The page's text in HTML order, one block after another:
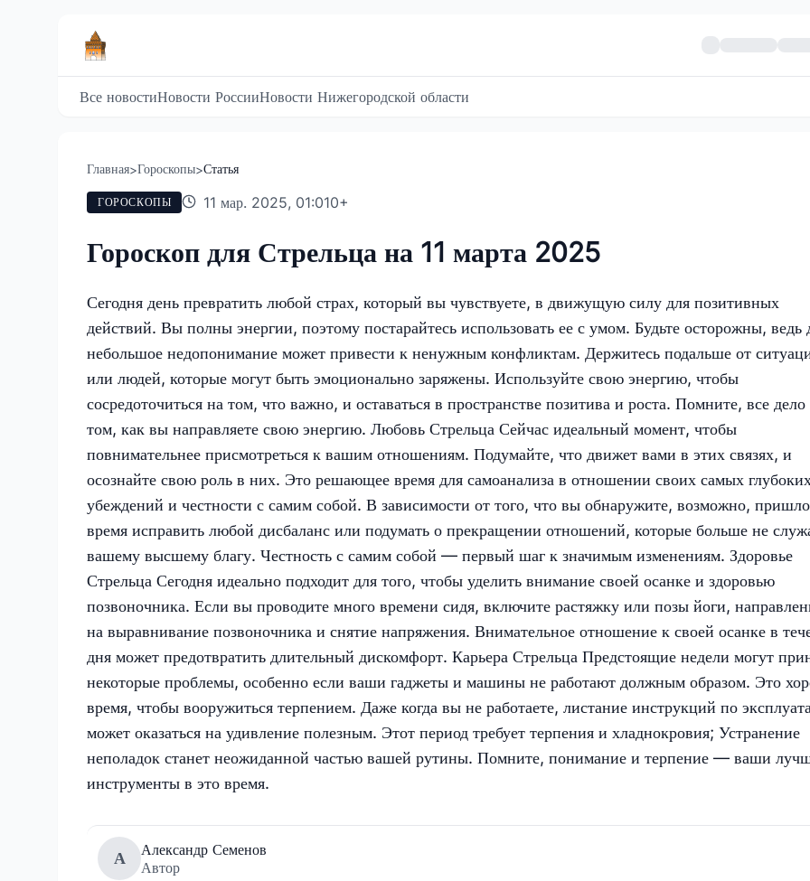
Все новостиНовости РоссииНовости Нижегородской области
Главная>Гороскопы>Статья
ГОРОСКОПЫ 11 мар. 2025, 01:010+
Гороскоп для Стрельца на 11 марта 2025
Сегодня день превратить любой страх, который вы чувствуете, в движущую силу для позитивных
действий. Вы полны энергии, поэтому постарайтесь использовать ее с умом. Будьте осторожны, ведь
небольшое недопонимание может привести к ненужным конфликтам. Держитесь подальше от
или людей, которые могут быть эмоционально заряжены. Используйте свою энергию, чтобы
сосредоточиться на том, что важно, и оставаться в пространстве позитива и роста. Помните, все дело
том, как вы направляете свою энергию. Любовь Стрельца Сейчас идеальный момент, чтобы
повнимательнее присмотреться к вашим отношениям. Подумайте, что движет вами в этих связях, и
осознайте свою роль в них. Это решающее время для самоанализа в отношении своих самых
убеждений и честности с самим собой. В зависимости от того, что вы обнаружите, возможно, пришло
время исправить любой дисбаланс или подумать о прекращении отношений, которые больше не
вашему высшему благу. Честность с самим собой — первый шаг к значимым изменениям. Здоровье
Стрельца Сегодня идеально подходит для того, чтобы уделить внимание своей осанке и здоровью
позвоночника. Если вы проводите много времени сидя, включите растяжку или позы йоги,
на выравнивание позвоночника и снятие напряжения. Внимательное отношение к своей осанке в
дня может предотвратить длительный дискомфорт. Карьера Стрельца Предстоящие недели могут
некоторые проблемы, особенно если ваши гаджеты и машины не работают должным образом. Это
время, чтобы вооружиться терпением. Даже когда вы не работаете, листание инструкций по
может оказаться на удивление полезным. Этот период требует терпения и хладнокровия; Устранение
неполадок станет неожиданной частью вашей рутины. Помните, понимание и терпение — ваши
инструменты в это время.
А
Александр Семенов
Автор